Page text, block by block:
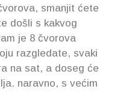
smanjit ćete
došli s kakvog
je 8 čvorova
razgledate, svaki
na sat, a doseg će
naravno, s većim